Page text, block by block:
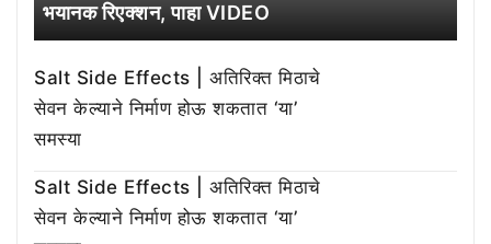
भयानक रिएक्शन, पाहा VIDEO
Salt Side Effects | अतिरिक्त मिठाचे
सेवन केल्याने निर्माण होऊ शकतात ‘या’
समस्या
Salt Side Effects | अतिरिक्त मिठाचे
सेवन केल्याने निर्माण होऊ शकतात ‘या’